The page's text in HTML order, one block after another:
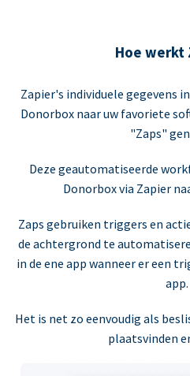
Hoe werkt
Zapier's individuele gegevens
Donorbox naar uw favoriete
"Zaps"
Deze geautomatiseerde
Donorbox via Zapier
Zaps gebruiken triggers en
de achtergrond te
in de ene app wanneer er een
app.
Het is net zo eenvoudig als
plaatsvinden